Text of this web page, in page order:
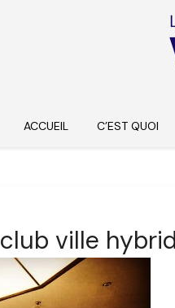
ACCUEIL C’EST QUOI
club ville